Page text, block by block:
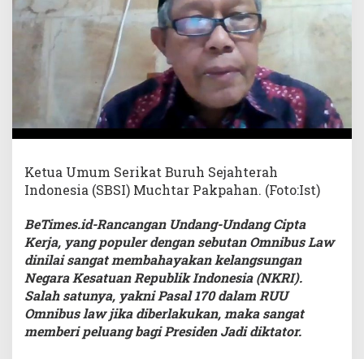
Ketua Umum Serikat Buruh Sejahterah
Indonesia (SBSI) Muchtar Pakpahan. (Foto:Ist)
BeTimes.id-Rancangan Undang-Undang Cipta
Kerja, yang populer dengan sebutan Omnibus Law
dinilai sangat membahayakan kelangsungan
Negara Kesatuan Republik Indonesia (NKRI).
Salah satunya, yakni Pasal 170 dalam RUU
Omnibus law jika diberlakukan, maka sangat
memberi peluang bagi Presiden Jadi diktator.